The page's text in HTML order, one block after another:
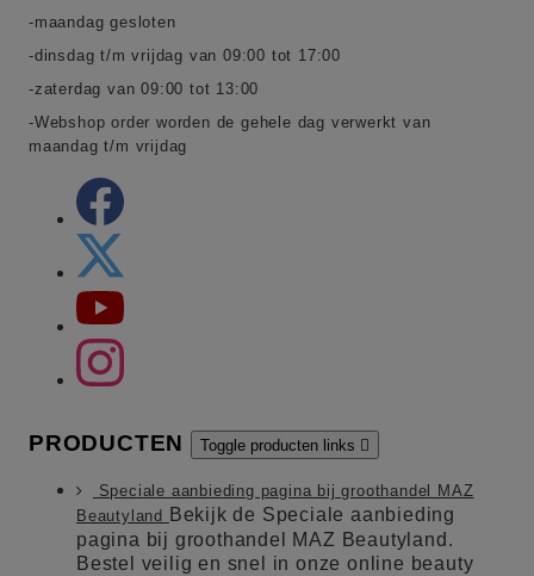
-maandag gesloten
-dinsdag t/m vrijdag van 09:00 tot 17:00
-zaterdag van 09:00 tot 13:00
-Webshop order worden de gehele dag verwerkt van
maandag t/m vrijdag
PRODUCTEN Toggle producten links 
Speciale aanbieding pagina bij groothandel MAZ
Beautyland
Bekijk de Speciale aanbieding
pagina bij groothandel MAZ Beautyland.
Bestel veilig en snel in onze online beauty